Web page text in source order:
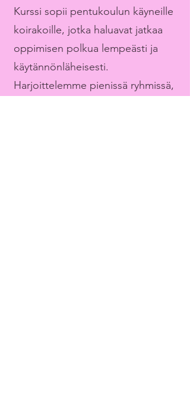
Kurssi sopii pentukoulun käyneille
koirakoille, jotka haluavat jatkaa
oppimisen polkua lempeästi ja
käytännönläheisesti.
Harjoittelemme pienissä ryhmissä,